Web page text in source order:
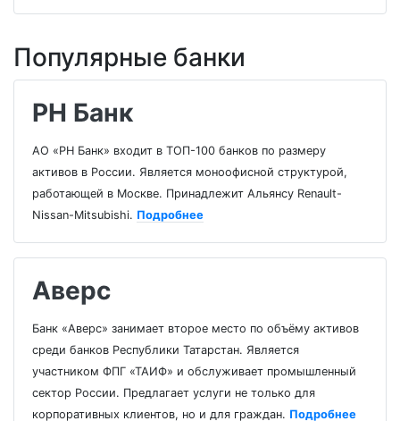
Популярные банки
РН Банк
АО «РН Банк» входит в ТОП-100 банков по размеру
активов в России. Является моноофисной структурой,
работающей в Москве. Принадлежит Альянсу Renault-
Nissan-Mitsubishi. Подробнее
Аверс
Банк «Аверс» занимает второе место по объёму активов
среди банков Республики Татарстан. Является
участником ФПГ «ТАИФ» и обслуживает промышленный
сектор России. Предлагает услуги не только для
корпоративных клиентов, но и для граждан. Подробнее